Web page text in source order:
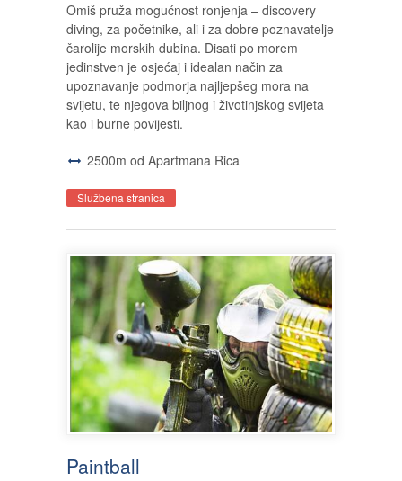
Omiš pruža mogućnost ronjenja – discovery
diving, za početnike, ali i za dobre poznavatelje
čarolije morskih dubina. Disati po morem
jedinstven je osjećaj i idealan način za
upoznavanje podmorja najljepšeg mora na
svijetu, te njegova biljnog i životinjskog svijeta
kao i burne povijesti.
2500m od Apartmana Rica
Službena stranica
Paintball